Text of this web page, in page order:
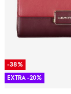
-38%
EXTRA -20%